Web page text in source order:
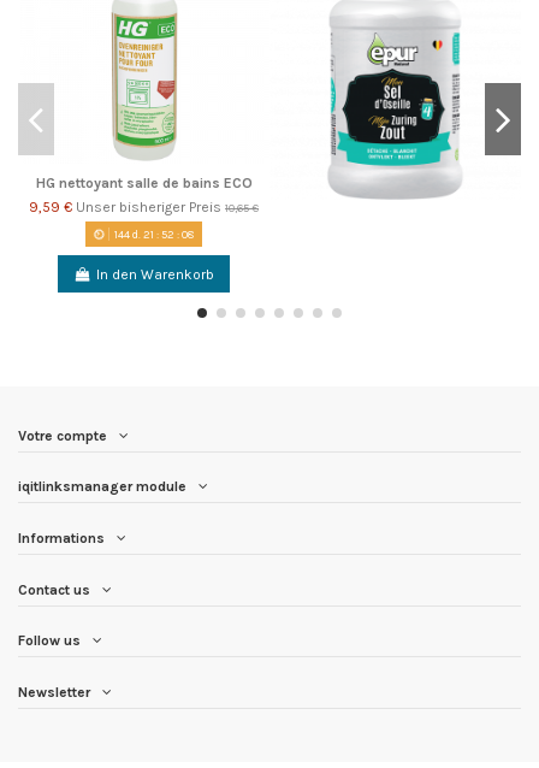
HG nettoyant salle de bains ECO
9,59 € Unser bisheriger Preis 10,65 €
144d. 21 :52 :08
In den Warenkorb
Votre compte
iqitlinksmanager module
Informations
Contact us
Follow us
Newsletter